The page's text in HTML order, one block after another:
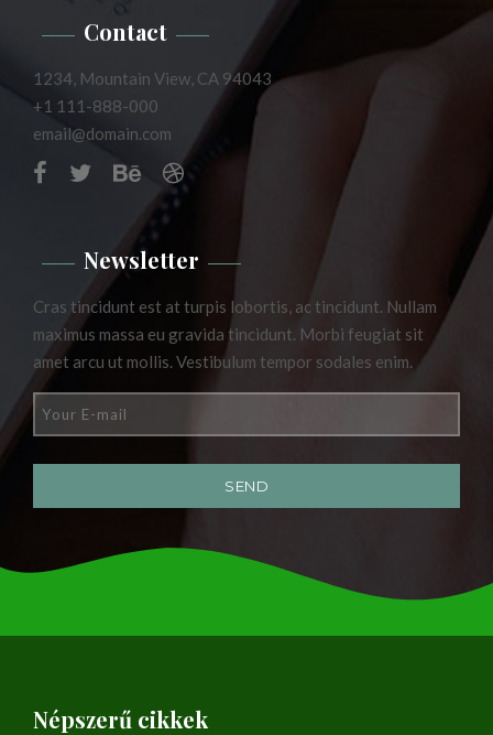
Contact
1234, Mountain View, CA 94043
+1 111-888-000
email@domain.com
Newsletter
Cras tincidunt est at turpis lobortis, ac tincidunt. Nullam
maximus massa eu gravida tincidunt. Morbi feugiat sit
amet arcu ut mollis. Vestibulum tempor sodales enim.
Népszerű cikkek